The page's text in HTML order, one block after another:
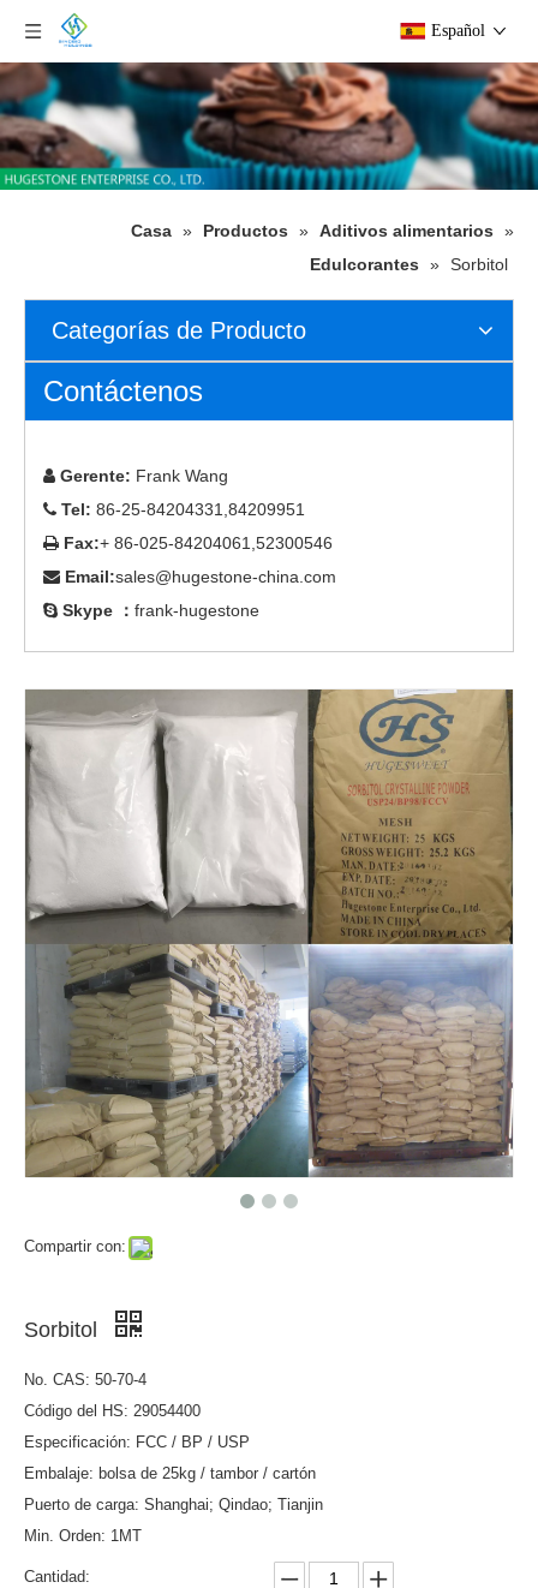
Español
Casa » Productos » Aditivos alimentarios
»
Edulcorantes
» Sorbitol
Categorías de Producto
Contáctenos
 Gerente: Frank Wang
 Tel: 86-25-84204331,84209951
 Fax:+ 86-025-84204061,52300546
 Email:sales@hugestone-china.com
 Skype ： frank-hugestone
Compartir con:
Sorbitol
No. CAS: 50-70-4
Código del HS: 29054400
Especificación: FCC / BP / USP
Embalaje: bolsa de 25kg / tambor / cartón
Puerto de carga: Shanghai; Qindao; Tianjin
Min. Orden: 1MT
Cantidad: